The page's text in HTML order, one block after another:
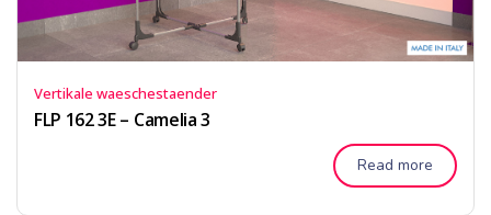
Vertikale waeschestaender
FLP 162 3E – Camelia 3
Read more